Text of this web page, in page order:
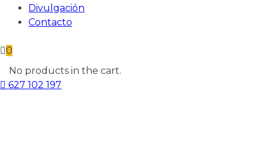
Divulgación
Contacto
0
No products in the cart.
627 102 197